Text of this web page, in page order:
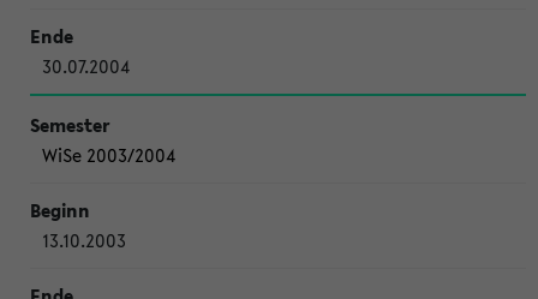
30.07.2004
WiSe 2003/2004
13.10.2003